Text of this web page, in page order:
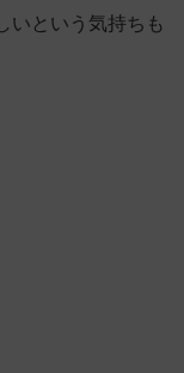
いという気持ちも